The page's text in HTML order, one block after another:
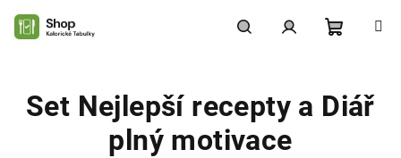
obsah
košík
Set Nejlepší recepty a Diář
plný motivace